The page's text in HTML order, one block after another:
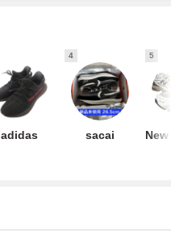
adidas
4
sacai
5